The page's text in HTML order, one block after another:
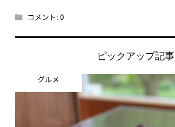
コメント: 0
ピックアップ記事
グルメ